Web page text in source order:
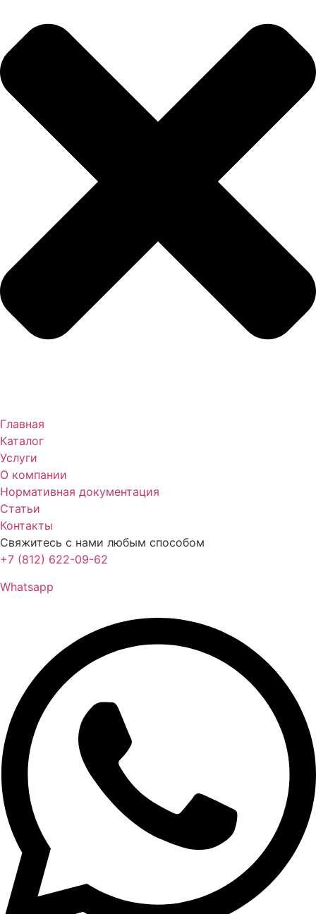
Главная
Каталог
Услуги
О компании
Нормативная документация
Статьи
Контакты
Свяжитесь с нами любым способом
+7 (812) 622-09-62
Whatsapp